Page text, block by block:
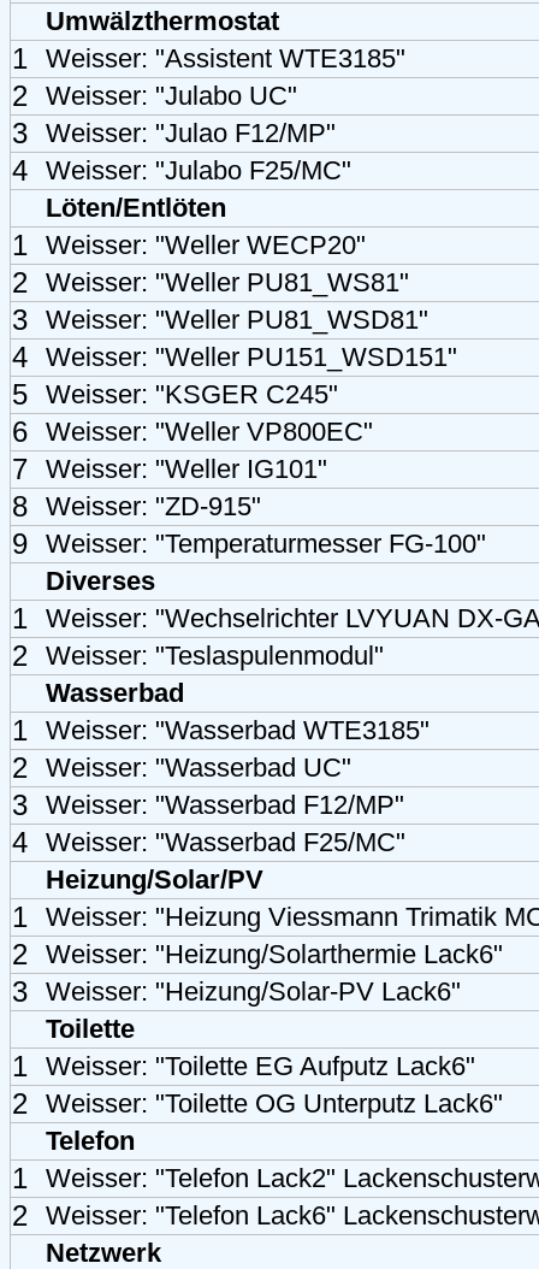
Umwälzthermostat
1 Weisser: "Assistent WTE3185"
2 Weisser: "Julabo UC"
3 Weisser: "Julao F12/MP"
4 Weisser: "Julabo F25/MC"
Löten/Entlöten
1 Weisser: "Weller WECP20"
2 Weisser: "Weller PU81_WS81"
3 Weisser: "Weller PU81_WSD81"
4 Weisser: "Weller PU151_WSD151"
5 Weisser: "KSGER C245"
6 Weisser: "Weller VP800EC"
7 Weisser: "Weller IG101"
8 Weisser: "ZD-915"
9 Weisser: "Temperaturmesser FG-100"
Diverses
1 Weisser: "Wechselrichter LVYUAN DX-
2 Weisser: "Teslaspulenmodul"
Wasserbad
1 Weisser: "Wasserbad WTE3185"
2 Weisser: "Wasserbad UC"
3 Weisser: "Wasserbad F12/MP"
4 Weisser: "Wasserbad F25/MC"
Heizung/Solar/PV
1 Weisser: "Heizung Viessmann Trimatik
2 Weisser: "Heizung/Solarthermie Lack6"
3 Weisser: "Heizung/Solar-PV Lack6"
Toilette
1 Weisser: "Toilette EG Aufputz Lack6"
2 Weisser: "Toilette OG Unterputz Lack6"
Telefon
1 Weisser: "Telefon Lack2"
2 Weisser: "Telefon Lack6"
Netzwerk